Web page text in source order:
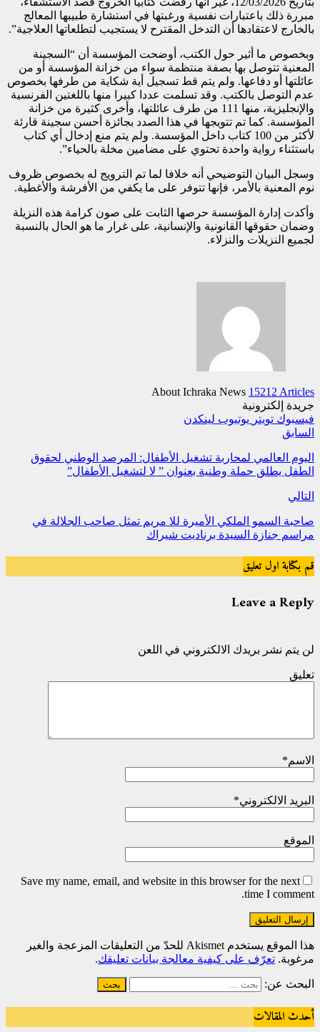
مبررة ذلك باعتبارات نفسية ورغبتها في استشارة طبيبها المعالج
بالخارج لاعتقادها أن التدخل المقترح لا يستجيب لتطلعاتها العلاجية”.
وبخصوص ما أثير حول الكتب، أوضحت المؤسسة أن “السجينة
المعنية تتوصل بها بصفة منتظمة سواء من خزانة المؤسسة أو من
عائلتها أو دفاعها. ولم يتم قط تسجيل أية شكاية من طرفها بخصوص
عدم التوصل بالكتب. وقد تسلمت عددا كبيرا منها باللغتين الفرنسية
والإنجليزية، منها 111 من طرف عائلتها، وأخرى كثيرة من خزانة
المؤسسة. كما تم تتويجها في هذا الصدد بجائزة أحسن سجينة قارئة
لأكثر من 100 كتاب داخل المؤسسة. ولم يتم منع إدخال أي كتاب
باستثناء رواية واحدة تحتوي على مضامين مخلة بالحياء”.
وسجل البيان التوضيحي أنه خلافا لما تم الترويج له بخصوص ظروف
نوم المعنية بالأمر، فإنها تتوفر على ما يكفي من الأفرشة والأغطية.
وأكدت إدارة المؤسسة حرصها الثابت على صون كرامة هذه النزيلة
وضمان حقوقها القانونية والإنسانية، على غرار ما هو الحال بالنسبة
لجميع النزيلات والنزلاء.
About Ichraka News 15212 Articles
جريدة إلكترونية
فيسبوك تويتر يوتيوب لينكدن
السابق
اليوم العالمي لمحاربة تشغيل الأطفال: المرصد الوطني لحقوق
الطفل يطلق حملة وطنية بعنوان ” لا لتشغيل الأطفال”
التالي
صاحبة السمو الملكي الأميرة للا مريم تمثل صاحب الجلالة في
مراسم جنازة السيدة برناديت شيراك
قم بكتابة اول تعليق
Leave a Reply
لن يتم نشر بريدك الالكتروني في اللعن
تعليق
الاسم*
البريد الالكتروني*
الموقع
Save my name, email, and website in this browser for the next
time I comment.
هذا الموقع يستخدم Akismet للحدّ من التعليقات المزعجة والغير
مرغوبة. تعرّف على كيفية معالجة بيانات تعليقك.
البحث عن:
أحدث المقالات